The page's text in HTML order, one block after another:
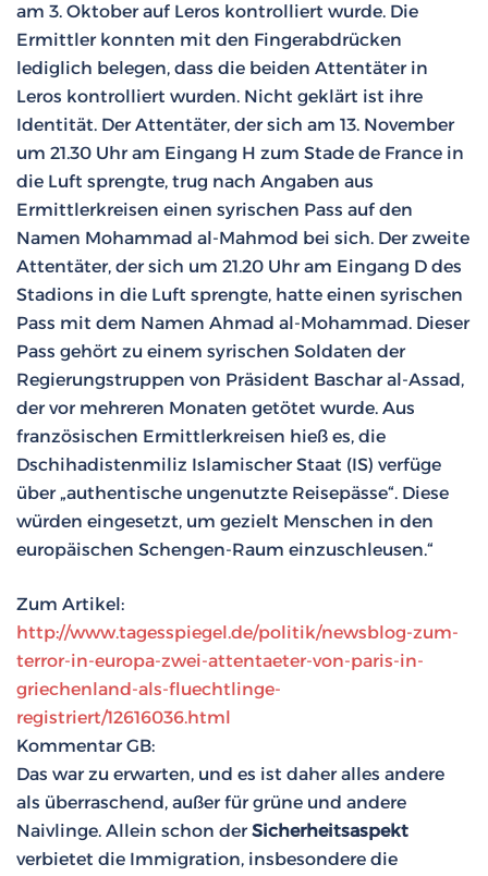
am 3. Oktober auf Leros kontrolliert wurde. Die
Ermittler konnten mit den Fingerabdrücken
lediglich belegen, dass die beiden Attentäter in
Leros kontrolliert wurden. Nicht geklärt ist ihre
Identität. Der Attentäter, der sich am 13. November
um 21.30 Uhr am Eingang H zum Stade de France in
die Luft sprengte, trug nach Angaben aus
Ermittlerkreisen einen syrischen Pass auf den
Namen Mohammad al-Mahmod bei sich. Der zweite
Attentäter, der sich um 21.20 Uhr am Eingang D des
Stadions in die Luft sprengte, hatte einen syrischen
Pass mit dem Namen Ahmad al-Mohammad. Dieser
Pass gehört zu einem syrischen Soldaten der
Regierungstruppen von Präsident Baschar al-Assad,
der vor mehreren Monaten getötet wurde. Aus
französischen Ermittlerkreisen hieß es, die
Dschihadistenmiliz Islamischer Staat (IS) verfüge
über „authentische ungenutzte Reisepässe“. Diese
würden eingesetzt, um gezielt Menschen in den
europäischen Schengen-Raum einzuschleusen.“
Zum Artikel:
http://www.tagesspiegel.de/politik/newsblog-zum-
terror-in-europa-zwei-attentaeter-von-paris-in-
griechenland-als-fluechtlinge-
registriert/12616036.html
Kommentar GB:
Das war zu erwarten, und es ist daher alles andere
als überraschend, außer für grüne und andere
Naivlinge. Allein schon derSicherheitsaspekt
verbietet die Immigration, insbesondere die